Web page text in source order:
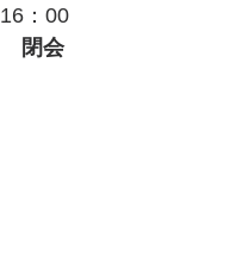
16：00
閉会